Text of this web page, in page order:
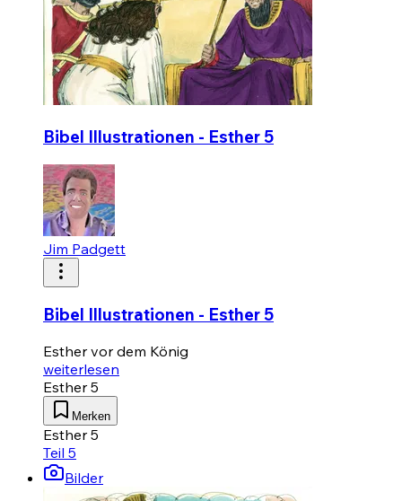
Bibel Illustrationen - Esther 5
Jim Padgett
Bibel Illustrationen - Esther 5
Esther vor dem König
weiterlesen
Esther 5
Merken
Esther 5
Teil 5
Bilder